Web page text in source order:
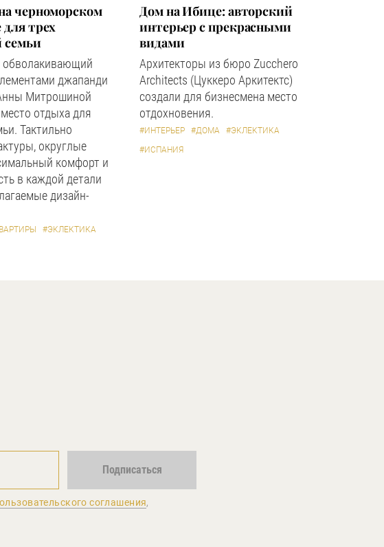
черноморском
трех
семьи
обволакивающий
джапанди
Митрошиной
отдыха для
Тактильно
округлые
комфорт и
в каждой детали
дизайн-
#ЭКЛЕКТИКА
Дом на Ибице: авторский
интерьер с прекрасными
видами
Архитекторы из бюро Zucchero
Architects (Цуккеро Аркитектс)
создали для бизнесмена место
отдохновения.
#ИНТЕРЬЕР #ДОМА
#ЭКЛЕКТИКА
#ИСПАНИЯ
Подписаться
соглашения,